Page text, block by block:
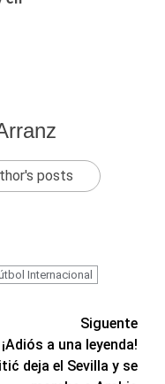
posts
Internacional
Siguente
¡Adiós a una leyenda!
deja el Sevilla y se